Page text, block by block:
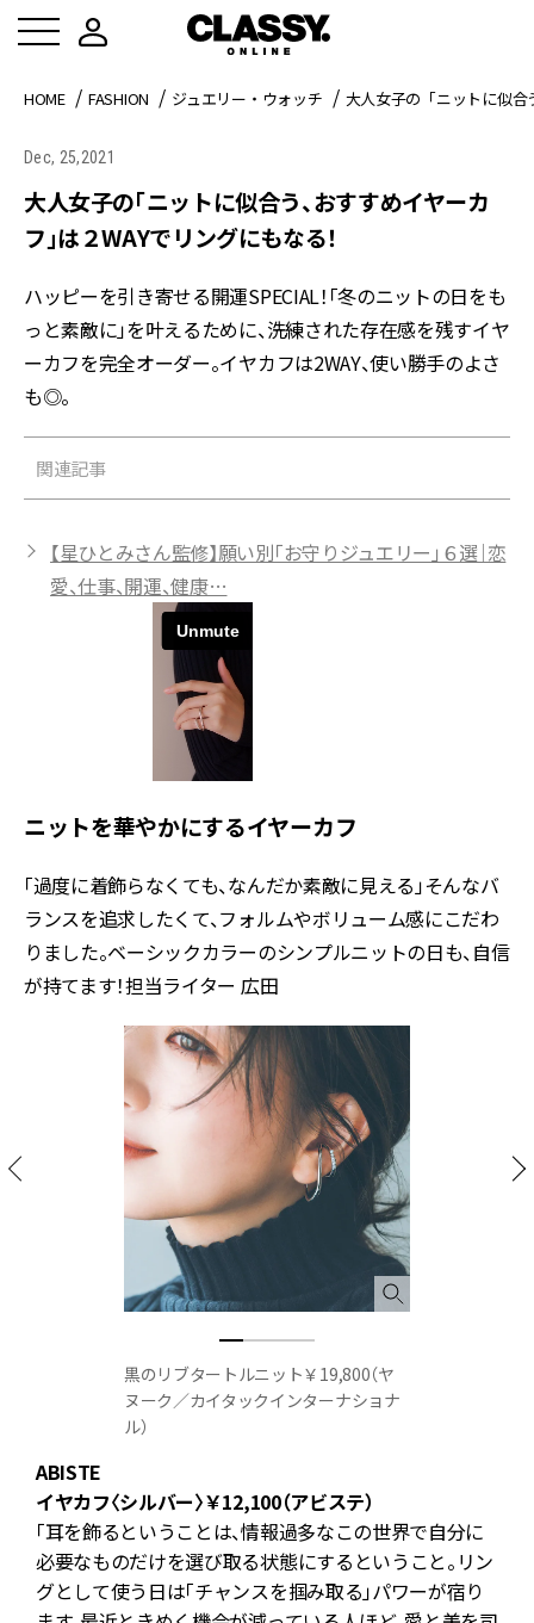
HOME FASHION ジュエリー・ウォッチ 大人女子の「ニットに似
Dec, 25,2021
大人女子の「ニットに似合う、おすすめイヤーカ
フ」は２WAYでリングにもなる！
ハッピーを引き寄せる開運SPECIAL！「冬のニットの日をも
っと素敵に」を叶えるために、洗練された存在感を残すイヤ
ーカフを完全オーダー。イヤカフは2WAY、使い勝手のよさ
も◎。
関連記事
【星ひとみさん監修】願い別「お守りジュエリー」６選｜恋
愛、仕事、開運、健康…
ニットを華やかにするイヤーカフ
「過度に着飾らなくても、なんだか素敵に見える」そんなバ
ランスを追求したくて、フォルムやボリューム感にこだわ
りました。ベーシックカラーのシンプルニットの日も、自信
が持てます！担当ライター 広田
黒のリブタートルニット￥19,800（ヤ
ヌーク／カイタックインターナショナ
ル）
ABISTE
イヤカフ〈シルバー〉￥12,100（アビステ）
「耳を飾るということは、情報過多なこの世界で自分に
必要なものだけを選び取る状態にするということ。リン
グとして使う日は「チャンスを掴み取る」パワーが宿り